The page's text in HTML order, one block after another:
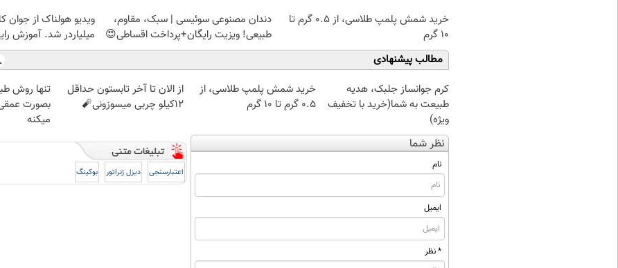
خرید شمش پلمپ طلاسی، از ۰.۵ گرم تا
۱۰ گرم
دندان مصنوعی سوئیسی | سبک، مقاوم،
طبیعی! ویزیت رایگان+پرداخت اقساطی😍
ویدیو هولناک از جوان
میلیاردر شد. آموزش
مطالب پیشنهادی
کرم جوانساز جلبک، هدیه
طبیعت به شما(خرید با تخفیف
ویژه)
خرید شمش پلمپ طلاسی، از
۰.۵ گرم تا ۱۰ گرم
از الان تا آخر تابستون حداقل
12کیلو چربی میسوزونی🧨
تنها روش
بصورت عمقی
میکنه
نظر شما
نام
ایمیل
* نظر
اعتبارسنجی دیزل ژنراتور بوکینگ